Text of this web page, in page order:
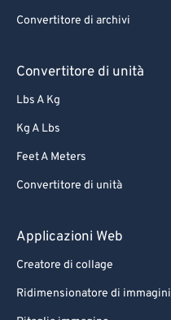
Convertitore di archivi
Convertitore di unità
Lbs A Kg
Kg A Lbs
Feet A Meters
Convertitore di unità
Applicazioni Web
Creatore di collage
Ridimensionatore di immagini